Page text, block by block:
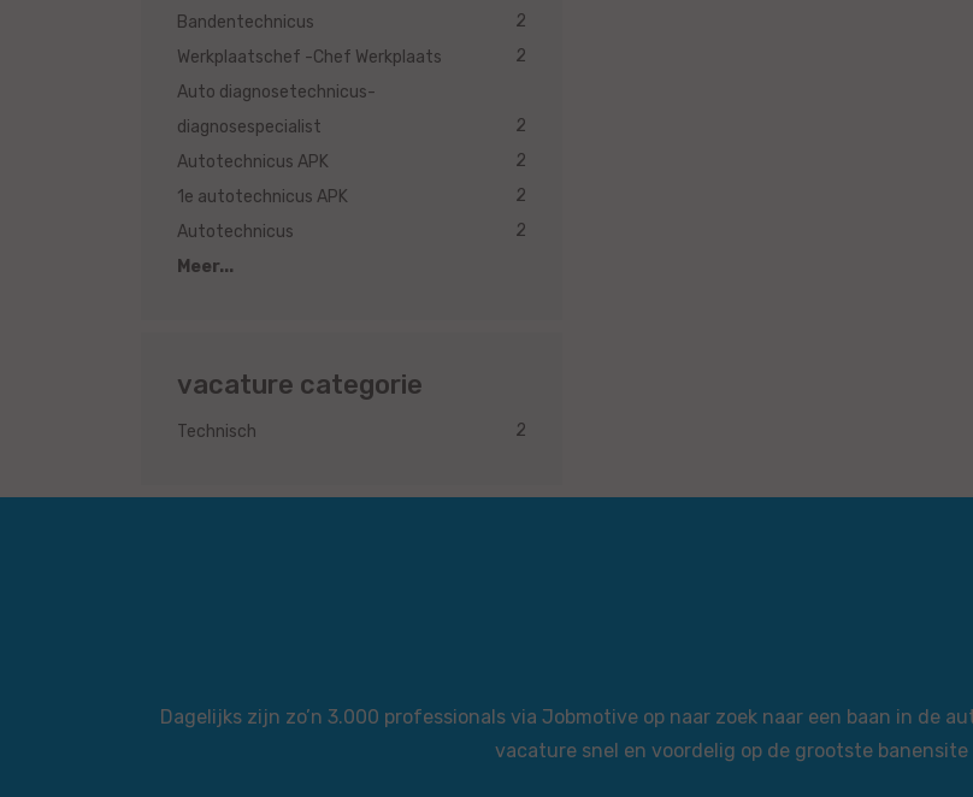
Bandentechnicus
2
Werkplaatschef -Chef Werkplaats
2
Auto diagnosetechnicus-
diagnosespecialist
2
Autotechnicus APK
2
1e autotechnicus APK
2
Autotechnicus
2
Meer...
vacature categorie
Technisch 2
Dagelijks zijn zo’n 3.000 professionals via Jobmotive op naar zoek naar een baan in de
vacature snel en voordelig op de grootste banensite